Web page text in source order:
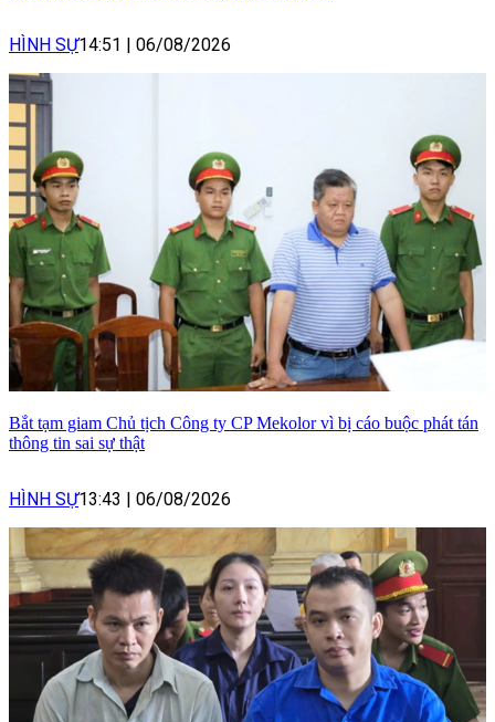
HÌNH SỰ14:51 | 06/08/2026
Bắt tạm giam Chủ tịch Công ty CP Mekolor vì bị cáo buộc phát tán
thông tin sai sự thật
HÌNH SỰ13:43 | 06/08/2026